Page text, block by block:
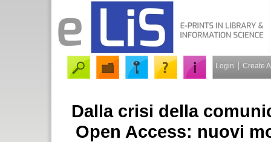
Login Create
Dalla crisi della
Open Access: nuovi